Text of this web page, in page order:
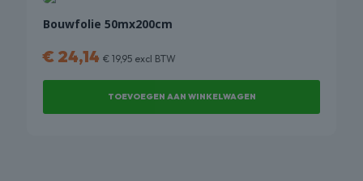
Bouwfolie 50mx200cm
€ 24,14 € 19,95 excl BTW
TOEVOEGEN AAN WINKELWAGEN